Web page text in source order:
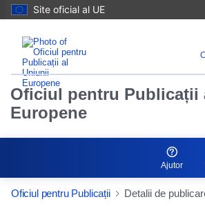
Site oficial al UE
Oficiul pentru Publicații
Europene
Ajutor
Oficiul pentru Publicații Detalii de